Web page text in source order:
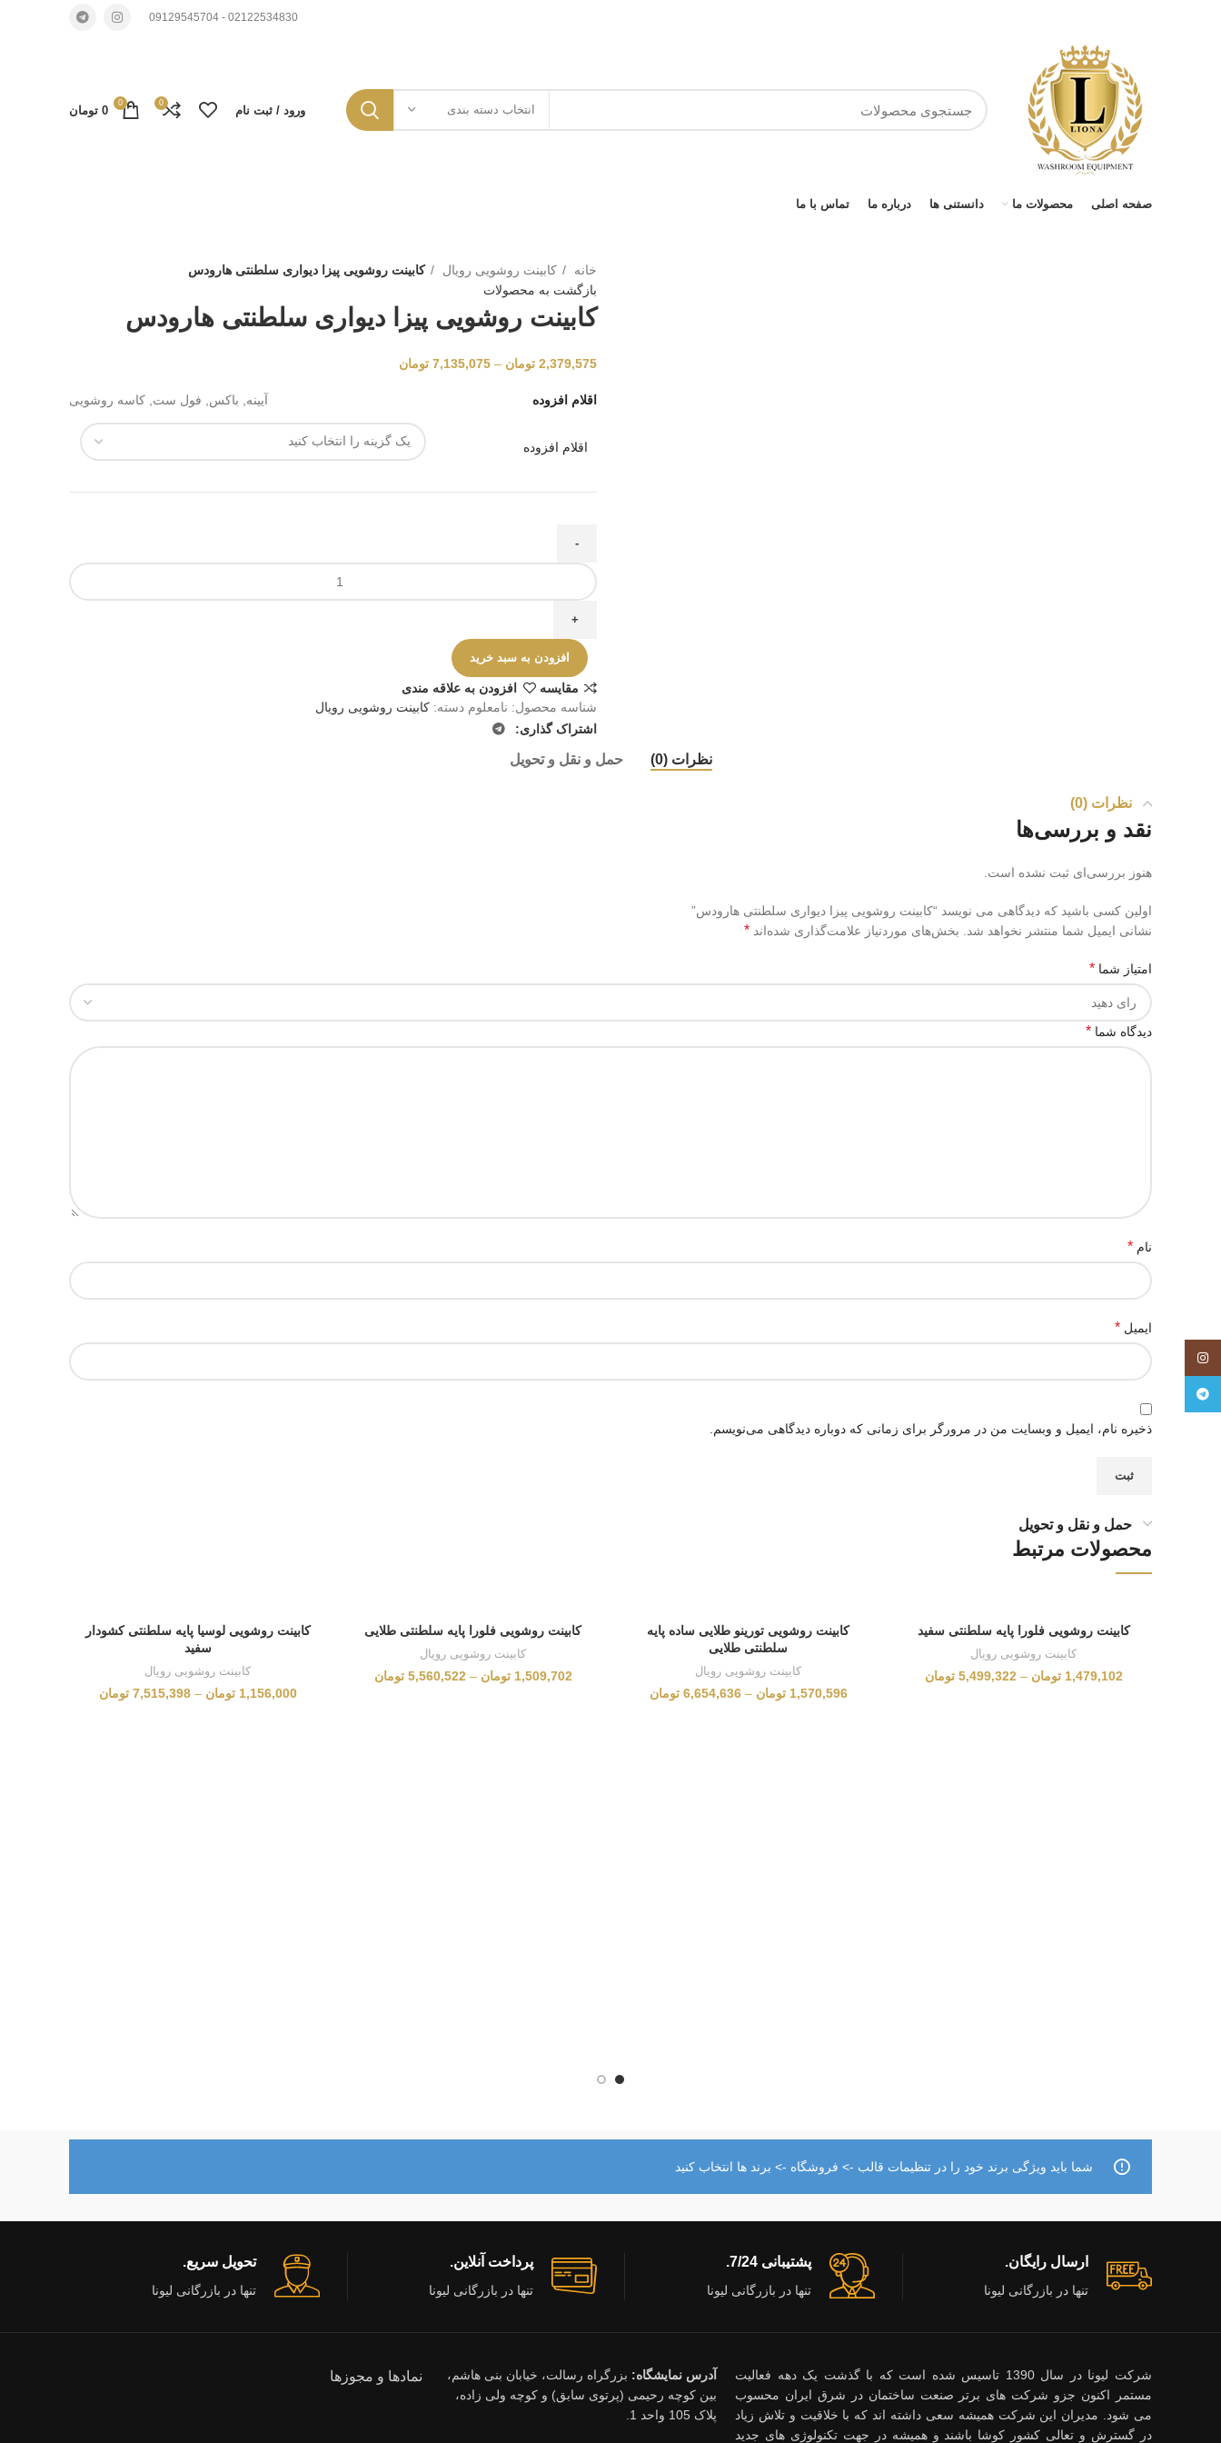
02122534830 - 09129545704
انتخاب دسته بندی ورود / ثبت نام
0
0
0 تومان
صفحه اصلی محصولات ما دانستنی ها درباره ما تماس با ما
خانه کابینت روشویی رویال
کابینت روشویی پیزا دیواری سلطنتی هارودس
بازگشت به محصولات
کابینت روشویی پیزا دیواری سلطنتی هارودس
2,379,575 تومان –
7,135,075 تومان
اقلام افزوده آیینه, باکس, فول ست, کاسه روشویی
اقلام افزوده
افزودن به سبد خرید
مقايسه
افزودن به علاقه مندی
شناسه محصول: نامعلوم دسته: کابینت روشویی رویال
اشتراک گذاری:
نظرات (0) حمل و نقل و تحویل
نظرات (0)
نقد و بررسی‌ها
هنوز بررسی‌ای ثبت نشده است.
اولین کسی باشید که دیدگاهی می نویسد “کابینت روشویی پیزا دیواری سلطنتی هارودس”
نشانی ایمیل شما منتشر نخواهد شد.
بخش‌های موردنیاز علامت‌گذاری شده‌اند *
امتیاز شما *
دیدگاه شما *
نام *
ایمیل *
ذخیره نام، ایمیل و وبسایت من در مرورگر برای زمانی که دوباره دیدگاهی می‌نویسم.
حمل و نقل و تحویل
محصولات مرتبط
کابینت روشویی فلورا پایه سلطنتی سفید
کابینت روشویی رویال
1,479,102 تومان –
5,499,322 تومان
کابینت روشویی تورینو طلایی ساده پایه
سلطنتی طلایی
کابینت روشویی رویال
1,570,596 تومان –
6,654,636 تومان
کابینت روشویی فلورا پایه سلطنتی طلایی
کابینت روشویی رویال
1,509,702 تومان –
5,560,522 تومان
کابینت روشویی لوسیا پایه سلطنتی کشودار
سفید
کابینت روشویی رویال
1,156,000 تومان –
7,515,398 تومان
شما باید ویژگی برند خود را در تنظیمات قالب -> فروشگاه -> برند ها انتخاب کنید
ارسال رایگان.
تنها در بازرگانی لیونا
پشتیبانی 7/24.
تنها در بازرگانی لیونا
پرداخت آنلاین.
تنها در بازرگانی لیونا
تحویل سریع.
تنها در بازرگانی لیونا
شرکت لیونا در سال 1390 تاسیس شده است که با گذشت یک دهه فعالیت
مستمر اکنون جزو شرکت های برتر صنعت ساختمان در شرق ایران محسوب
می شود. مدیران این شرکت همیشه سعی داشته اند که با خلاقیت و تلاش زیاد
در گسترش و تعالی کشور کوشا باشند و همیشه در جهت تکنولوژی های جدید
آدرس نمایشگاه: بزرگراه رسالت، خیابان بنی هاشم،
بین کوچه رحیمی (پرتوی سابق) و کوچه ولی زاده،
پلاک 105 واحد 1.
نمادها و مجوزها
اینستاگرام